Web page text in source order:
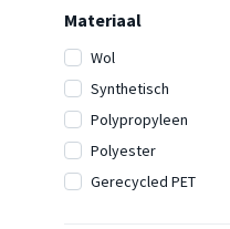
Materiaal
Wol
Synthetisch
Polypropyleen
Polyester
Gerecycled PET